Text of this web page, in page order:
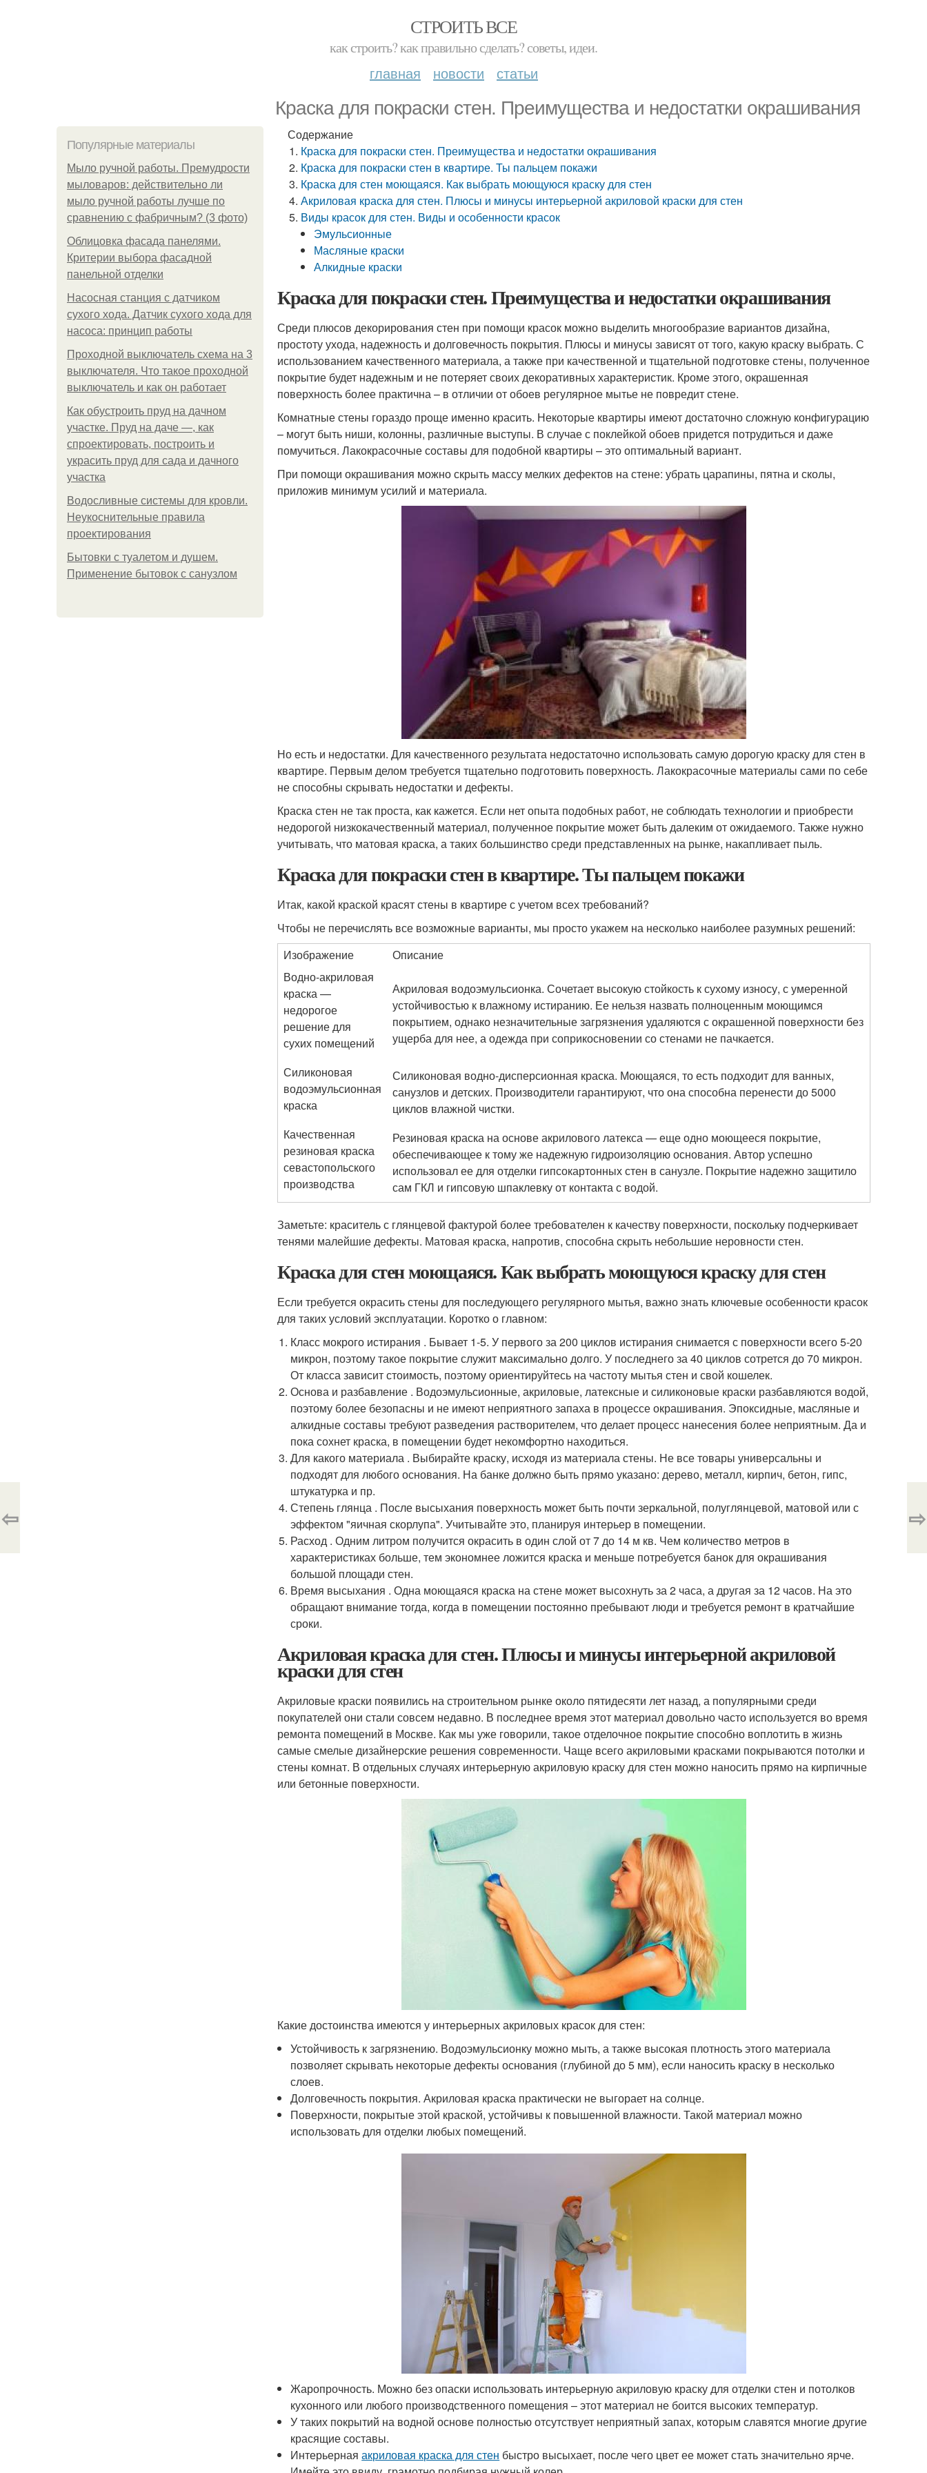
СТРОИТЬ ВСЕ
как строить? как правильно сделать? советы, идеи.
главная новости статьи
Краска для покраски стен. Преимущества и недостатки окрашивания
Популярные материалы
Мыло ручной работы. Премудрости
мыловаров: действительно ли
мыло ручной работы лучше по
сравнению с фабричным? (3 фото)
Облицовка фасада панелями.
Критерии выбора фасадной
панельной отделки
Насосная станция с датчиком
сухого хода. Датчик сухого хода для
насоса: принцип работы
Проходной выключатель схема на 3
выключателя. Что такое проходной
выключатель и как он работает
Как обустроить пруд на дачном
участке. Пруд на даче —, как
спроектировать, построить и
украсить пруд для сада и дачного
участка
Водосливные системы для кровли.
Неукоснительные правила
проектирования
Бытовки с туалетом и душем.
Применение бытовок с санузлом
Содержание
Краска для покраски стен. Преимущества и недостатки окрашивания
Краска для покраски стен в квартире. Ты пальцем покажи
Краска для стен моющаяся. Как выбрать моющуюся краску для стен
Акриловая краска для стен. Плюсы и минусы интерьерной акриловой краски для стен
Виды красок для стен. Виды и особенности красок
Эмульсионные
Масляные краски
Алкидные краски
Краска для покраски стен. Преимущества и недостатки окрашивания
Среди плюсов декорирования стен при помощи красок можно выделить многообразие вариантов дизайна,
простоту ухода, надежность и долговечность покрытия. Плюсы и минусы зависят от того, какую краску выбрать. С
использованием качественного материала, а также при качественной и тщательной подготовке стены, полученное
покрытие будет надежным и не потеряет своих декоративных характеристик. Кроме этого, окрашенная
поверхность более практична – в отличии от обоев регулярное мытье не повредит стене.
Комнатные стены гораздо проще именно красить. Некоторые квартиры имеют достаточно сложную конфигурацию
– могут быть ниши, колонны, различные выступы. В случае с поклейкой обоев придется потрудиться и даже
помучиться. Лакокрасочные составы для подобной квартиры – это оптимальный вариант.
При помощи окрашивания можно скрыть массу мелких дефектов на стене: убрать царапины, пятна и сколы,
приложив минимум усилий и материала.
Но есть и недостатки. Для качественного результата недостаточно использовать самую дорогую краску для стен в
квартире. Первым делом требуется тщательно подготовить поверхность. Лакокрасочные материалы сами по себе
не способны скрывать недостатки и дефекты.
Краска стен не так проста, как кажется. Если нет опыта подобных работ, не соблюдать технологии и приобрести
недорогой низкокачественный материал, полученное покрытие может быть далеким от ожидаемого. Также нужно
учитывать, что матовая краска, а таких большинство среди представленных на рынке, накапливает пыль.
Краска для покраски стен в квартире. Ты пальцем покажи
Итак, какой краской красят стены в квартире с учетом всех требований?
Чтобы не перечислять все возможные варианты, мы просто укажем на несколько наиболее разумных решений:
Изображение
Описание
Водно-акриловая
краска —
недорогое
решение для
сухих помещений
Акриловая водоэмульсионка. Сочетает высокую стойкость к сухому износу, с умеренной
устойчивостью к влажному истиранию. Ее нельзя назвать полноценным моющимся
покрытием, однако незначительные загрязнения удаляются с окрашенной поверхности без
ущерба для нее, а одежда при соприкосновении со стенами не пачкается.
Силиконовая
водоэмульсионная
краска
Силиконовая водно-дисперсионная краска. Моющаяся, то есть подходит для ванных,
санузлов и детских. Производители гарантируют, что она способна перенести до 5000
циклов влажной чистки.
Качественная
резиновая краска
севастопольского
производства
Резиновая краска на основе акрилового латекса — еще одно моющееся покрытие,
обеспечивающее к тому же надежную гидроизоляцию основания. Автор успешно
использовал ее для отделки гипсокартонных стен в санузле. Покрытие надежно защитило
сам ГКЛ и гипсовую шпаклевку от контакта с водой.
Заметьте: краситель с глянцевой фактурой более требователен к качеству поверхности, поскольку подчеркивает
тенями малейшие дефекты. Матовая краска, напротив, способна скрыть небольшие неровности стен.
Краска для стен моющаяся. Как выбрать моющуюся краску для стен
Если требуется окрасить стены для последующего регулярного мытья, важно знать ключевые особенности красок
для таких условий эксплуатации. Коротко о главном:
Класс мокрого истирания . Бывает 1-5. У первого за 200 циклов истирания снимается с поверхности всего 5-20
микрон, поэтому такое покрытие служит максимально долго. У последнего за 40 циклов сотрется до 70 микрон.
От класса зависит стоимость, поэтому ориентируйтесь на частоту мытья стен и свой кошелек.
Основа и разбавление . Водоэмульсионные, акриловые, латексные и силиконовые краски разбавляются водой,
поэтому более безопасны и не имеют неприятного запаха в процессе окрашивания. Эпоксидные, масляные и
алкидные составы требуют разведения растворителем, что делает процесс нанесения более неприятным. Да и
пока сохнет краска, в помещении будет некомфортно находиться.
Для какого материала . Выбирайте краску, исходя из материала стены. Не все товары универсальны и
подходят для любого основания. На банке должно быть прямо указано: дерево, металл, кирпич, бетон, гипс,
штукатурка и пр.
Степень глянца . После высыхания поверхность может быть почти зеркальной, полуглянцевой, матовой или с
эффектом "яичная скорлупа". Учитывайте это, планируя интерьер в помещении.
Расход . Одним литром получится окрасить в один слой от 7 до 14 м кв. Чем количество метров в
характеристиках больше, тем экономнее ложится краска и меньше потребуется банок для окрашивания
большой площади стен.
Время высыхания . Одна моющаяся краска на стене может высохнуть за 2 часа, а другая за 12 часов. На это
обращают внимание тогда, когда в помещении постоянно пребывают люди и требуется ремонт в кратчайшие
сроки.
Акриловая краска для стен. Плюсы и минусы интерьерной акриловой
краски для стен
Акриловые краски появились на строительном рынке около пятидесяти лет назад, а популярными среди
покупателей они стали совсем недавно. В последнее время этот материал довольно часто используется во время
ремонта помещений в Москве. Как мы уже говорили, такое отделочное покрытие способно воплотить в жизнь
самые смелые дизайнерские решения современности. Чаще всего акриловыми красками покрываются потолки и
стены комнат. В отдельных случаях интерьерную акриловую краску для стен можно наносить прямо на кирпичные
или бетонные поверхности.
Какие достоинства имеются у интерьерных акриловых красок для стен:
Устойчивость к загрязнению. Водоэмульсионку можно мыть, а также высокая плотность этого материала
позволяет скрывать некоторые дефекты основания (глубиной до 5 мм), если наносить краску в несколько
слоев.
Долговечность покрытия. Акриловая краска практически не выгорает на солнце.
Поверхности, покрытые этой краской, устойчивы к повышенной влажности. Такой материал можно
использовать для отделки любых помещений.
Жаропрочность. Можно без опаски использовать интерьерную акриловую краску для отделки стен и потолков
кухонного или любого производственного помещения – этот материал не боится высоких температур.
У таких покрытий на водной основе полностью отсутствует неприятный запах, которым славятся многие другие
красящие составы.
Интерьернаяакриловая краска для стен быстро высыхает, после чего цвет ее может стать значительно ярче.
⇦ ⇨